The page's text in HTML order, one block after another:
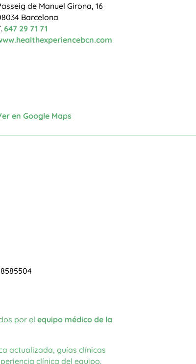
de Manuel Girona, 16
Barcelona
647 29 71 71
en Google Maps
por el equipo médico de la
actualizada, guías clínicas
clínica del equipo.